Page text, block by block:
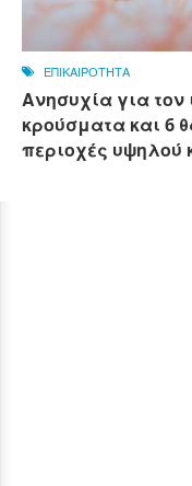
ΕΠΙΚΑΙΡΟΤΗΤΑ
Ανησυχία για τον
κρούσματα και 6
περιοχές υψηλού